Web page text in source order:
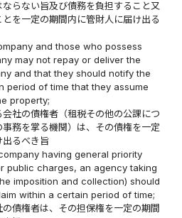
らない旨及び債務を負担すること又
を一定の期間内に管財人に届け出る
and those who possess
may not repay or deliver the
and that they should notify the
period of time that they assume
property;
社の債権者（租税その他の公課につ
務を掌る機関）は、その債権を一定
るべき旨
having general priority
public charges, an agency taking
imposition and collection) should
within a certain period of time;
債権者は、その担保権を一定の期間